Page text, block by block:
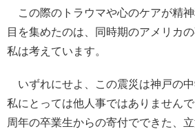
この際のトラウマや心のケアが精
目を集めたのは、同時期のアメリカ
私は考えています。
いずれにせよ、この震災は神戸の
私にとっては他人事ではありません
周年の卒業生からの寄付でできた、